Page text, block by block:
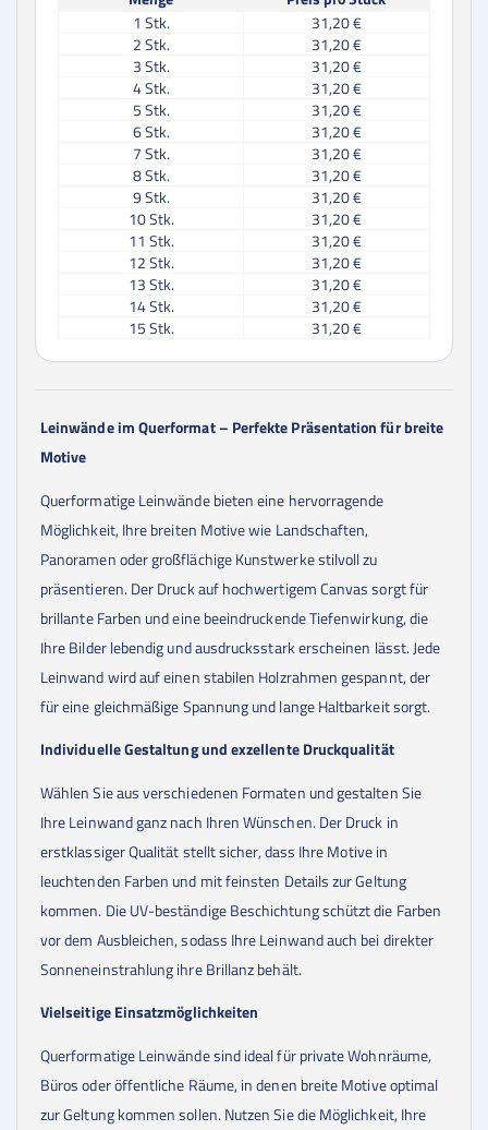
1 Stk.
31,20 €
2Stk.
31,20 €
3Stk.
31,20 €
4Stk.
31,20 €
5Stk.
31,20 €
6Stk.
31,20 €
7Stk.
31,20 €
8Stk.
31,20 €
9Stk.
31,20 €
10Stk.
31,20 €
11 Stk.
31,20 €
12Stk.
31,20 €
13Stk.
31,20 €
14Stk.
31,20 €
15Stk.
31,20 €
18Stk.
31,20 €
20Stk.
31,20 €
23Stk.
31,20 €
24Stk.
31,20 €
30 Stk.
31,20 €
35Stk.
31,20 €
40 Stk.
31,20 €
50Stk. 31,20 €
Leinwände im Querformat – Perfekte Präsentation für breite
Motive
Querformatige Leinwände bieten eine hervorragende
Möglichkeit, Ihre breiten Motive wie Landschaften,
Panoramen oder großflächige Kunstwerke stilvoll zu
präsentieren. Der Druck auf hochwertigem Canvas sorgt für
brillante Farben und eine beeindruckende Tiefenwirkung, die
Ihre Bilder lebendig und ausdrucksstark erscheinen lässt. Jede
Leinwand wird auf einen stabilen Holzrahmen gespannt, der
für eine gleichmäßige Spannung und lange Haltbarkeit sorgt.
Individuelle Gestaltung und exzellente Druckqualität
Wählen Sie aus verschiedenen Formaten und gestalten Sie
Ihre Leinwand ganz nach Ihren Wünschen. Der Druck in
erstklassiger Qualität stellt sicher, dass Ihre Motive in
leuchtenden Farben und mit feinsten Details zur Geltung
kommen. Die UV-beständige Beschichtung schützt die Farben
vor dem Ausbleichen, sodass Ihre Leinwand auch bei direkter
Sonneneinstrahlung ihre Brillanz behält.
Vielseitige Einsatzmöglichkeiten
Querformatige Leinwände sind ideal für private Wohnräume,
Büros oder öffentliche Räume, in denen breite Motive optimal
zur Geltung kommen sollen. Nutzen Sie die Möglichkeit, Ihre